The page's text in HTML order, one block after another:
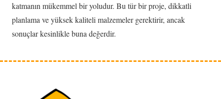
katmanın mükemmel bir yoludur. Bu tür bir proje, dikkatli
planlama ve yüksek kaliteli malzemeler gerektirir, ancak
sonuçlar kesinlikle buna değerdir.